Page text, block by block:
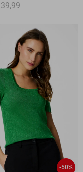
39,99
-50%